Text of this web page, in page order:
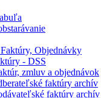
Objednávky
- DSS
zmluv a objednávok
faktúry archív
faktúry archív